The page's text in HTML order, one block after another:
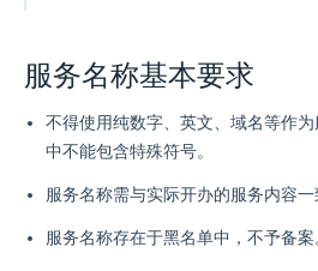
服务名称基本要求
不得使用纯数字、英文、域名等作
中不能包含特殊符号。
服务名称需与实际开办的服务内容一
服务名称存在于黑名单中，不予备案